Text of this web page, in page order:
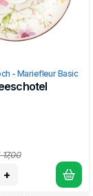
- Mariefleur Basic
+